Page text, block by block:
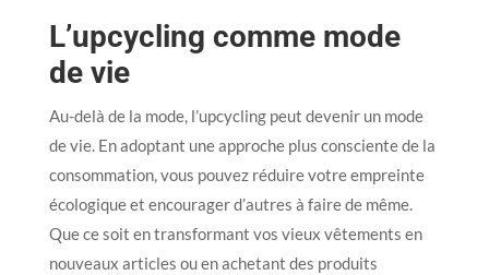
L’upcycling comme mode
de vie
Au-delà de la mode, l’upcycling peut devenir un mode
de vie. En adoptant une approche plus consciente de la
consommation, vous pouvez réduire votre empreinte
écologique et encourager d’autres à faire de même.
Que ce soit en transformant vos vieux vêtements en
nouveaux articles ou en achetant des produits